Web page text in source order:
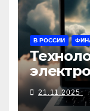
В РОССИИ
налог
21.11.2025